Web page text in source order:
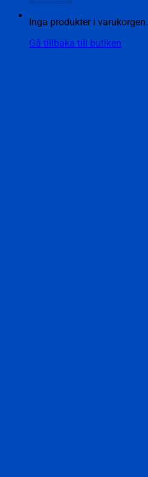
Inga produkter i varukorgen.
Gå tillbaka till butiken